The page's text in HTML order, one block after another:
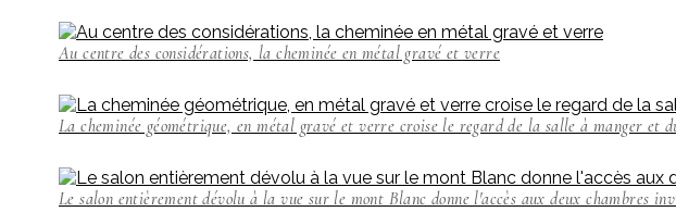
Au centre des considérations, la cheminée en métal gravé et verre
La cheminée géométrique, en métal gravé et verre croise le regard de la salle à manger et
Le salon entièrement dévolu à la vue sur le mont Blanc donne l'accès aux deux chambres